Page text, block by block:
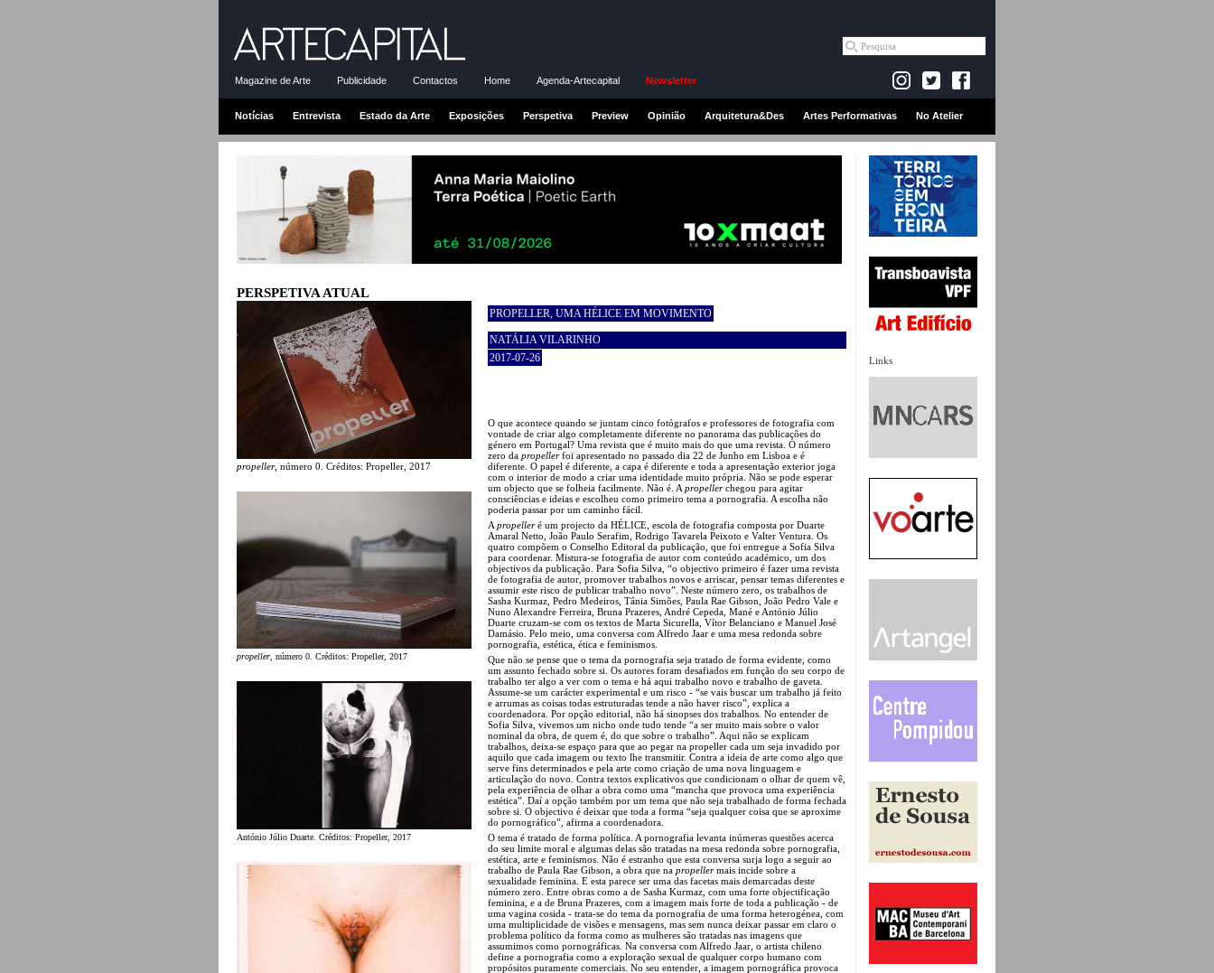
Magazine de Arte Publicidade Contactos Home Agenda-Artecapital Newsletter
Notícias Entrevista Estado da Arte Exposições Perspetiva Preview Opinião Arquitetura&Des Artes Performativas No Atelier
Links
PERSPETIVA ATUAL
propeller, número 0. Créditos: Propeller, 2017
propeller, número 0. Créditos: Propeller, 2017
António Júlio Duarte. Créditos: Propeller, 2017
PROPELLER, UMA HÉLICE EM MOVIMENTO
NATÁLIA VILARINHO
2017-07-26
O que acontece quando se juntam cinco fotógrafos e professores de fotografia com
vontade de criar algo completamente diferente no panorama das publicações do
género em Portugal? Uma revista que é muito mais do que uma revista. O número
zero da propellerfoi apresentado no passado dia 22 de Junho em Lisboa e é
diferente. O papel é diferente, a capa é diferente e toda a apresentação exterior joga
com o interior de modo a criar uma identidade muito própria. Não se pode esperar
um objecto que se folheia facilmente. Não é. A propellerchegou para agitar
consciências e ideias e escolheu como primeiro tema a pornografia. A escolha não
poderia passar por um caminho fácil.
A propelleré um projecto da HÉLICE, escola de fotografia composta por Duarte
Amaral Netto, João Paulo Serafim, Rodrigo Tavarela Peixoto e Valter Ventura. Os
quatro compõem o Conselho Editoral da publicação, que foi entregue a Sofia Silva
para coordenar. Mistura-se fotografia de autor com conteúdo académico, um dos
objectivos da publicação. Para Sofia Silva, “o objectivo primeiro é fazer uma revista
de fotografia de autor, promover trabalhos novos e arriscar, pensar temas diferentes e
assumir este risco de publicar trabalho novo”. Neste número zero, os trabalhos de
Sasha Kurmaz, Pedro Medeiros, Tânia Simões, Paula Rae Gibson, João Pedro Vale e
Nuno Alexandre Ferreira, Bruna Prazeres, André Cepeda, Mané e António Júlio
Duarte cruzam-se com os textos de Marta Sicurella, Vítor Belanciano e Manuel José
Damásio. Pelo meio, uma conversa com Alfredo Jaar e uma mesa redonda sobre
pornografia, estética, ética e feminismos.
Que não se pense que o tema da pornografia seja tratado de forma evidente, como
um assunto fechado sobre si. Os autores foram desafiados em função do seu corpo de
trabalho ter algo a ver com o tema e há aqui trabalho novo e trabalho de gaveta.
Assume-se um carácter experimental e um risco - “se vais buscar um trabalho já feito
e arrumas as coisas todas estruturadas tende a não haver risco”, explica a
coordenadora. Por opção editorial, não há sinopses dos trabalhos. No entender de
Sofia Silva, vivemos um nicho onde tudo tende “a ser muito mais sobre o valor
nominal da obra, de quem é, do que sobre o trabalho”. Aqui não se explicam
trabalhos, deixa-se espaço para que ao pegar na propeller cada um seja invadido por
aquilo que cada imagem ou texto lhe transmitir. Contra a ideia de arte como algo que
serve fins determinados e pela arte como criação de uma nova linguagem e
articulação do novo. Contra textos explicativos que condicionam o olhar de quem vê,
pela experiência de olhar a obra como uma “mancha que provoca uma experiência
estética”. Daí a opção também por um tema que não seja trabalhado de forma fechada
sobre si. O objectivo é deixar que toda a forma “seja qualquer coisa que se aproxime
do pornográfico”, afirma a coordenadora.
O tema é tratado de forma política. A pornografia levanta inúmeras questões acerca
do seu limite moral e algumas delas são tratadas na mesa redonda sobre pornografia,
estética, arte e feminismos. Não é estranho que esta conversa surja logo a seguir ao
trabalho de Paula Rae Gibson, a obra que na propellermais incide sobre a
sexualidade feminina. E esta parece ser uma das facetas mais demarcadas deste
número zero. Entre obras como a de Sasha Kurmaz, com uma forte objectificação
feminina, e a de Bruna Prazeres, com a imagem mais forte de toda a publicação - de
uma vagina cosida - trata-se do tema da pornografia de uma forma heterogénea, com
uma multiplicidade de visões e mensagens, mas sem nunca deixar passar em claro o
problema político da forma como as mulheres são tratadas nas imagens que
assumimos como pornográficas. Na conversa com Alfredo Jaar, o artista chileno
define a pornografia como a exploração sexual de qualquer corpo humano com
propósitos puramente comerciais. No seu entender, a imagem pornográfica provoca